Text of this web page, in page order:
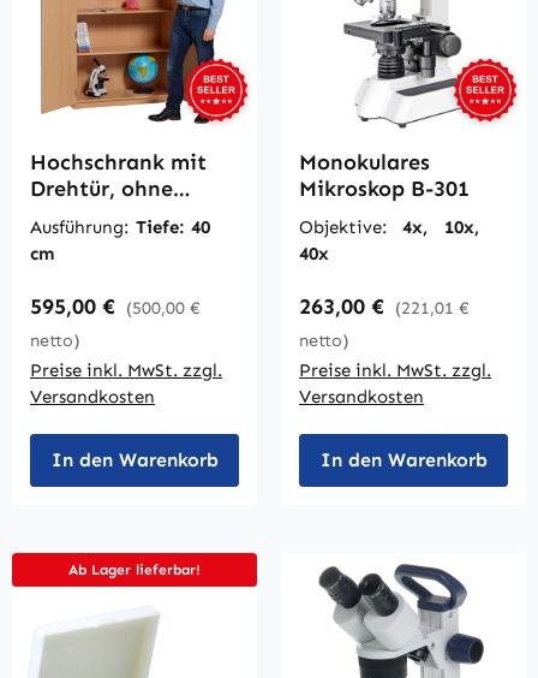
Hochschrank mit
Drehtür, ohne
Mittelwand, B/H 95
x 190 cm
Ausführung: Tiefe: 40
cm
Regulärer Preis:
595,00 € (500,00 €
netto)
Preise inkl. MwSt. zzgl.
Versandkosten
In den Warenkorb
Monokulares
Mikroskop B-301
Objektive: 4x, 10x,
40x
Regulärer Preis:
263,00 € (221,01 €
netto)
Preise inkl. MwSt. zzgl.
Versandkosten
In den Warenkorb
Ab Lager lieferbar!